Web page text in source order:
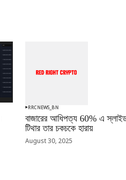
RRCNEWS_BN
বাজারের আধিপত্য 60% এ স্লাইড
টিথার তার চকচকে হারায়
August 30, 2025